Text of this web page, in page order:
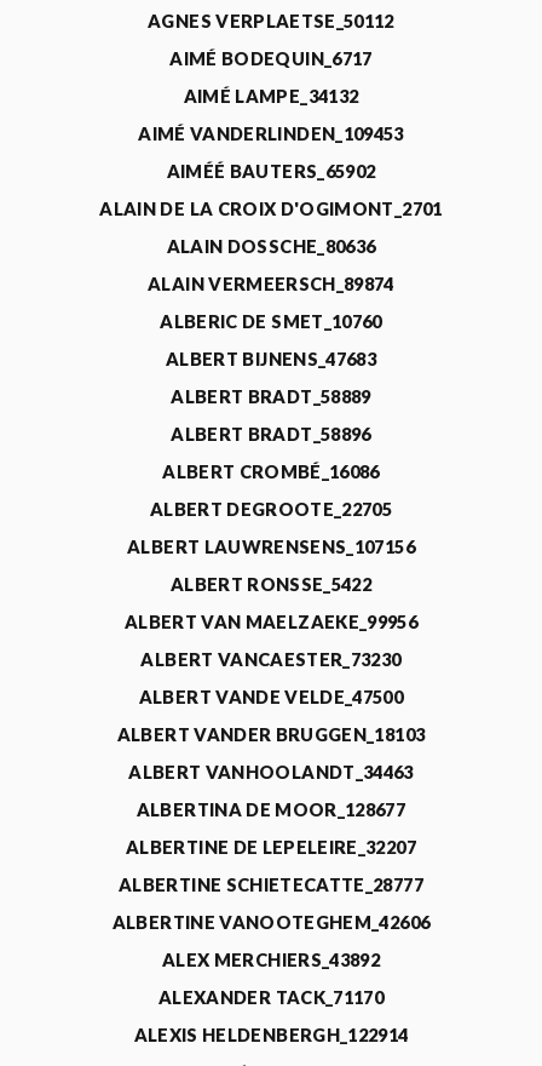
AGNES VERPLAETSE_50112
AIMÉ BODEQUIN_6717
AIMÉ LAMPE_34132
AIMÉ VANDERLINDEN_109453
AIMÉÉ BAUTERS_65902
ALAIN DE LA CROIX D'OGIMONT_2701
ALAIN DOSSCHE_80636
ALAIN VERMEERSCH_89874
ALBERIC DE SMET_10760
ALBERT BIJNENS_47683
ALBERT BRADT_58889
ALBERT BRADT_58896
ALBERT CROMBÉ_16086
ALBERT DEGROOTE_22705
ALBERT LAUWRENSENS_107156
ALBERT RONSSE_5422
ALBERT VAN MAELZAEKE_99956
ALBERT VANCAESTER_73230
ALBERT VANDE VELDE_47500
ALBERT VANDER BRUGGEN_18103
ALBERT VANHOOLANDT_34463
ALBERTINA DE MOOR_128677
ALBERTINE DE LEPELEIRE_32207
ALBERTINE SCHIETECATTE_28777
ALBERTINE VANOOTEGHEM_42606
ALEX MERCHIERS_43892
ALEXANDER TACK_71170
ALEXIS HELDENBERGH_122914